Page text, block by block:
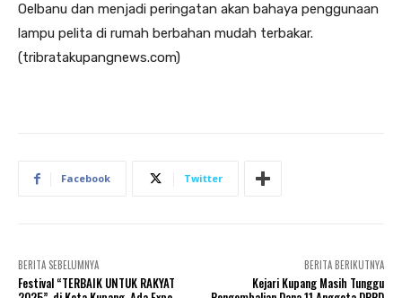
Oelbanu dan menjadi peringatan akan bahaya penggunaan
lampu pelita di rumah berbahan mudah terbakar.
(tribratakupangnews.com)
Facebook Twitter
BERITA SEBELUMNYA
Festival “TERBAIK UNTUK RAKYAT
BERITA BERIKUTNYA
Kejari Kupang Masih Tunggu